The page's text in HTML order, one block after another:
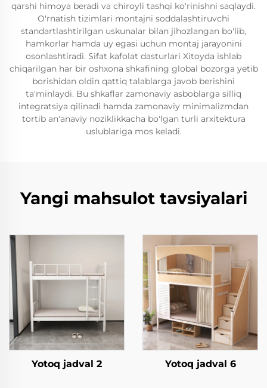
qarshi himoya beradi va chiroyli tashqi ko'rinishni saqlaydi.
O'rnatish tizimlari montajni soddalashtiruvchi
standartlashtirilgan uskunalar bilan jihozlangan bo'lib,
hamkorlar hamda uy egasi uchun montaj jarayonini
osonlashtiradi. Sifat kafolat dasturlari Xitoyda ishlab
chiqarilgan har bir oshxona shkafining global bozorga yetib
borishidan oldin qattiq talablarga javob berishini
ta'minlaydi. Bu shkaflar zamonaviy asboblarga silliq
integratsiya qilinadi hamda zamonaviy minimalizmdan
tortib an'anaviy noziklikkacha bo'lgan turli arxitektura
uslublariga mos keladi.
Yangi mahsulot tavsiyalari
Yotoq jadval 2 Yotoq jadval 6